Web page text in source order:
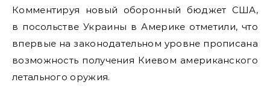
Комментируя новый оборонный бюджет США,
в посольстве Украины в Америке отметили, что
впервые на законодательном уровне прописана
возможность получения Киевом американского
летального оружия.